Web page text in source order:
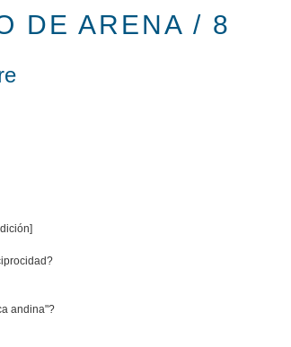
DE ARENA / 8
andina"?